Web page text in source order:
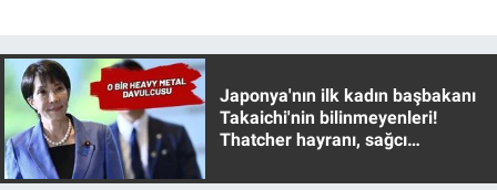
Japonya'nın ilk kadın başbakanı
Takaichi'nin bilinmeyenleri!
Thatcher hayranı, sağcı